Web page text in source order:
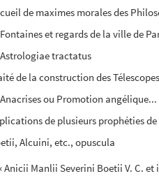
de maximes morales des
et regards de la ville de
Astrologiae tractatus
de la construction des
Anacrises ou Promotion
de plusieurs prophéties
Alcuini, etc., opuscula
Anicii Manlii Severini Boetii V. C.